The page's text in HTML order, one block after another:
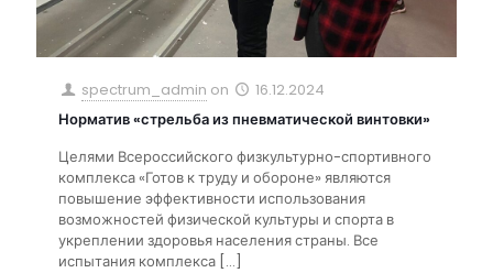
spectrum_admin on
16.12.2024
Норматив «стрельба из пневматической винтовки»
Целями Всероссийского физкультурно-спортивного
комплекса «Готов к труду и обороне» являются
повышение эффективности использования
возможностей физической культуры и спорта в
укреплении здоровья населения страны. Все
испытания комплекса […]